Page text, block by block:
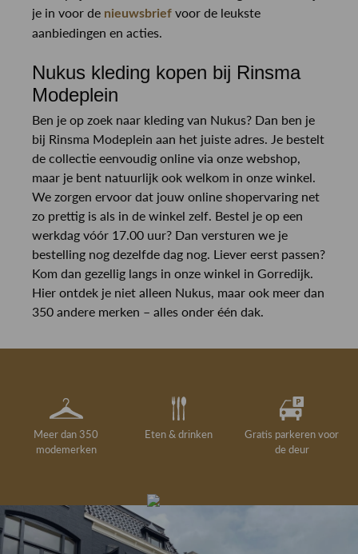
je in voor de nieuwsbrief voor de leukste
aanbiedingen en acties.
Nukus kleding kopen bij Rinsma
Modeplein
Ben je op zoek naar kleding van Nukus? Dan ben je
bij Rinsma Modeplein aan het juiste adres. Je bestelt
de collectie eenvoudig online via onze webshop,
maar je bent natuurlijk ook welkom in onze winkel.
We zorgen ervoor dat jouw online shopervaring net
zo prettig is als in de winkel zelf. Bestel je op een
werkdag vóór 17.00 uur? Dan versturen we je
bestelling nog dezelfde dag nog. Liever eerst passen?
Kom dan gezellig langs in onze winkel in Gorredijk.
Hier ontdek je niet alleen Nukus, maar ook meer dan
350 andere merken – alles onder één dak.
Meer dan 350
modemerken
Eten & drinken
Gratis parkeren voor
de deur
drankje
Gratis retourneren in
de winkel
Deskundig
kledingadvies